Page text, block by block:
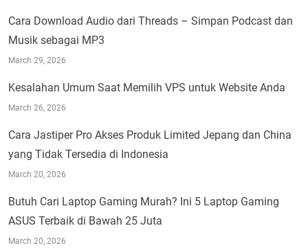
Cara Download Audio dari Threads – Simpan Podcast dan
Musik sebagai MP3
March 29, 2026
Kesalahan Umum Saat Memilih VPS untuk Website Anda
March 26, 2026
Cara Jastiper Pro Akses Produk Limited Jepang dan China
yang Tidak Tersedia di Indonesia
March 20, 2026
Butuh Cari Laptop Gaming Murah? Ini 5 Laptop Gaming
ASUS Terbaik di Bawah 25 Juta
March 20, 2026